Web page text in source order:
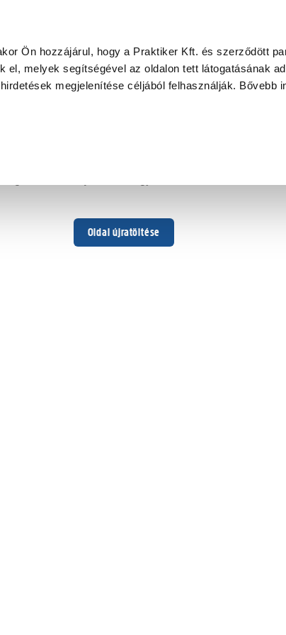
Ön hozzájárul, hogy a Praktiker Kft. és szerződött
el, melyek segítségével az oldalon tett látogatásának
megjelenítése céljából felhasználják. Bővebb
Oldal újratöltése